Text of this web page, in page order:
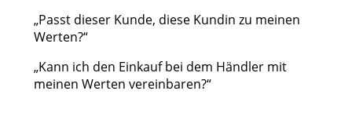
„Passt dieser Kunde, diese Kundin zu meinen
Werten?“
„Kann ich den Einkauf bei dem Händler mit
meinen Werten vereinbaren?“